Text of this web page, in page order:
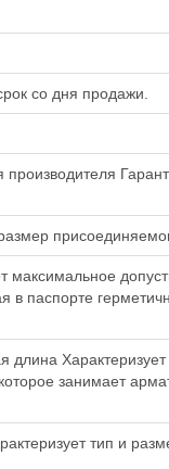
со дня продажи.
производителя
максимальное
в паспорте
длина
занимает
тип и